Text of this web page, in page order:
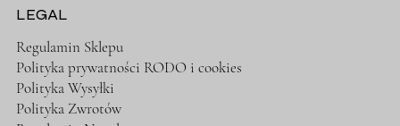
LEGAL
Regulamin Sklepu
Polityka prywatności RODO i cookies
Polityka Wysyłki
Polityka Zwrotów